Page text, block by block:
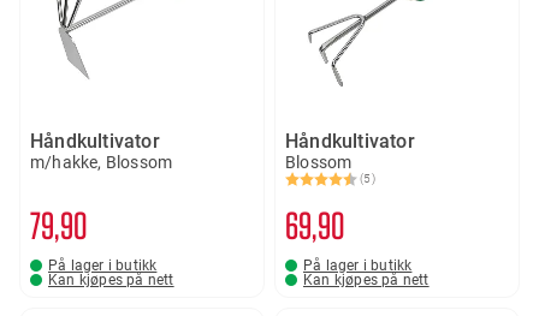
Håndkultivator
m/hakke, Blossom
79 90
På lager i butikk
Kan kjøpes på nett
Håndkultivator
Blossom
Karakter:
(5)
4.4 av 5 mulige
69 90
På lager i butikk
Kan kjøpes på nett